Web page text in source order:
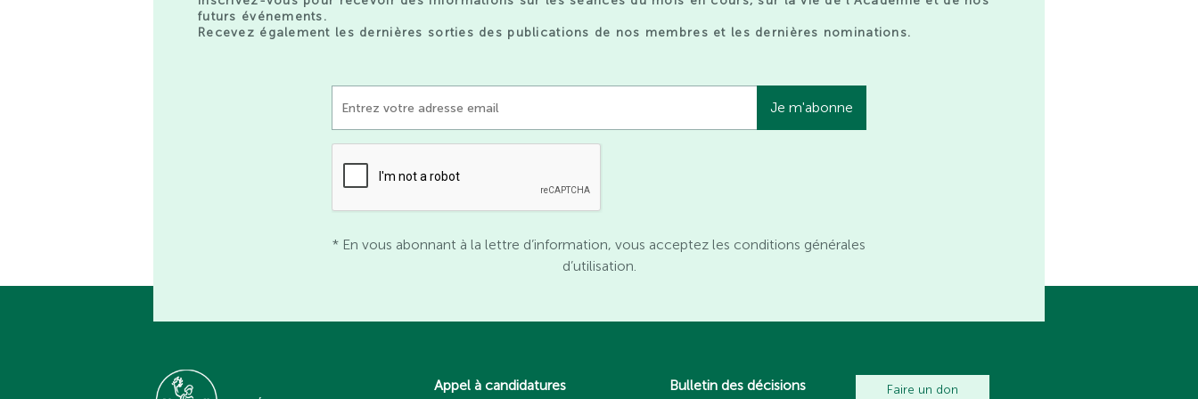
futurs événements.
Recevez également les dernières sorties des publications de nos membres et les dernières nominations.
* En vous abonnant à la lettre d’information, vous acceptez les conditions générales
d’utilisation.
Appel à candidatures Bulletin des décisions Faire un don